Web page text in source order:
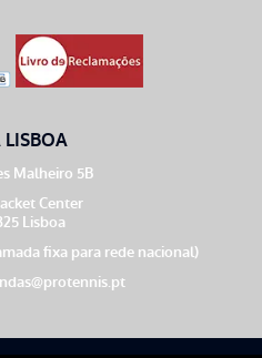
LISBOA
Malheiro 5B
Center
Lisboa
fixa para rede nacional)